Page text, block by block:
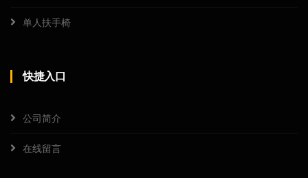
单人扶手椅
快捷入口
公司简介
在线留言